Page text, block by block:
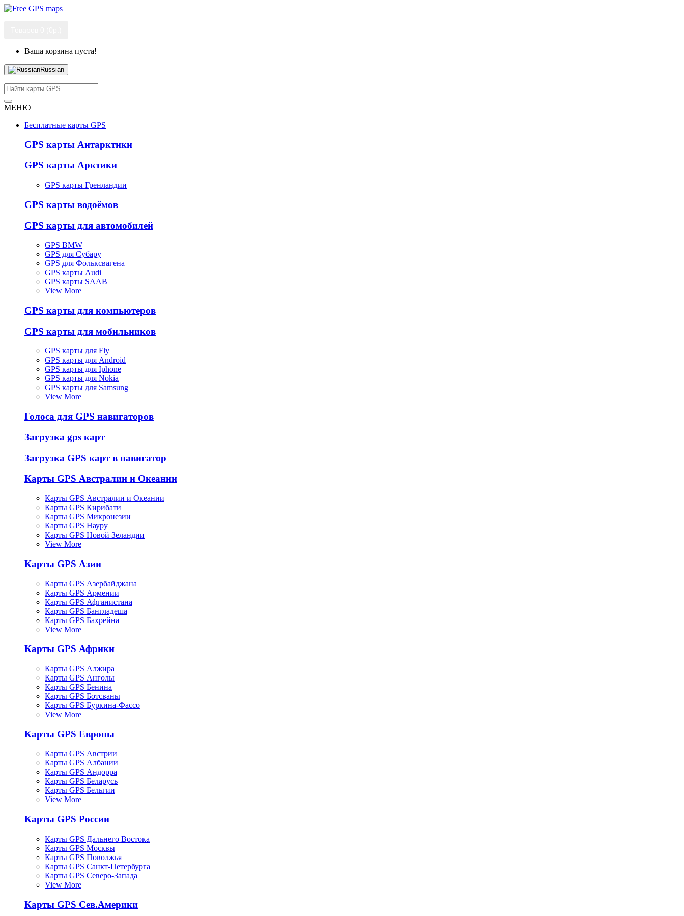
Ваша корзина пуста!
Russian
МЕНЮ
Бесплатные карты GPS
GPS карты Антарктики
GPS карты Арктики
GPS карты Гренландии
GPS карты водоёмов
GPS карты для автомобилей
GPS BMW
GPS для Субару
GPS для Фольксвагена
GPS карты Audi
GPS карты SAAB
View More
GPS карты для компьютеров
GPS карты для мобильников
GPS карты для Fly
GPS карты для Android
GPS карты для Iphone
GPS карты для Nokia
GPS карты для Samsung
View More
Голоса для GPS навигаторов
Загрузка gps карт
Загрузка GPS карт в навигатор
Карты GPS Австралии и Океании
Карты GPS Австралии и Океании
Карты GPS Кирибати
Карты GPS Микронезии
Карты GPS Науру
Карты GPS Новой Зеландии
View More
Карты GPS Азии
Карты GPS Азербайджана
Карты GPS Армении
Карты GPS Афганистана
Карты GPS Бангладеша
Карты GPS Бахрейна
View More
Карты GPS Африки
Карты GPS Алжира
Карты GPS Анголы
Карты GPS Бенина
Карты GPS Ботсваны
Карты GPS Буркина-Фассо
View More
Карты GPS Европы
Карты GPS Австрии
Карты GPS Албании
Карты GPS Андорра
Карты GPS Беларусь
Карты GPS Бельгии
View More
Карты GPS России
Карты GPS Дальнего Востока
Карты GPS Москвы
Карты GPS Поволжья
Карты GPS Санкт-Петербурга
Карты GPS Северо-Запада
View More
Карты GPS Сев.Америки